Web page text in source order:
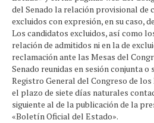
del Senado la relación provisional de
excluidos con expresión, en su caso,
Los candidatos excluidos, así como
relación de admitidos ni en la de
reclamación ante las Mesas del
Senado reunidas en sesión conjunta
Registro General del Congreso de
el plazo de siete días naturales
siguiente al de la publicación de la
«Boletín Oficial del Estado».